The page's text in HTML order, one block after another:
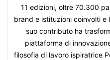
11 edizioni, oltre 70.300
brand e istituzioni coinvolti e
suo contributo ha
piattaforma di
filosofia di lavoro ispiratrice